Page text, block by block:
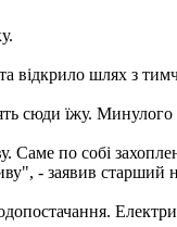
відкрило шлях з
сюди їжу.
Саме по собі
- заявив